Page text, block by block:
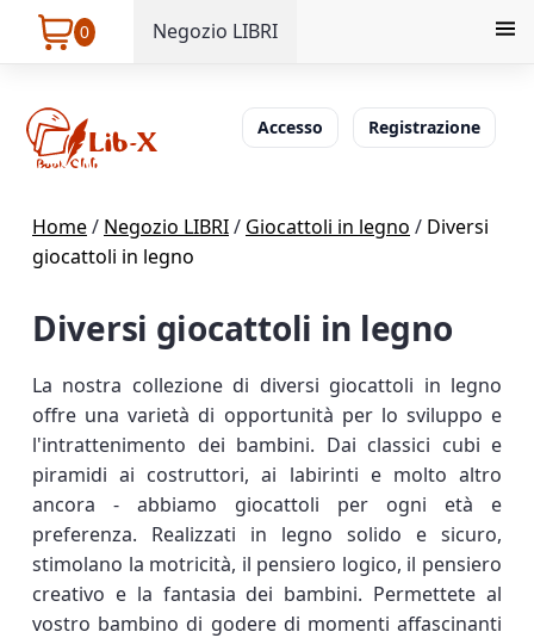
0 Negozio LIBRI
Accesso Registrazione
Home/ Negozio LIBRI/ Giocattoli in legno / Diversi
giocattoli in legno
Diversi giocattoli in legno
La nostra collezione di diversi giocattoli in legno
offre una varietà di opportunità per lo sviluppo e
l'intrattenimento dei bambini. Dai classici cubi e
piramidi ai costruttori, ai labirinti e molto altro
ancora - abbiamo giocattoli per ogni età e
preferenza. Realizzati in legno solido e sicuro,
stimolano la motricità, il pensiero logico, il pensiero
creativo e la fantasia dei bambini. Permettete al
vostro bambino di godere di momenti affascinanti